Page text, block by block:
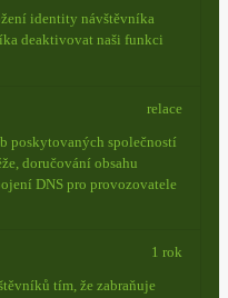
identity návštěvníka
deaktivovat naši funkci
poskytovaných společností
doručování obsahu
DNS pro provozovatele
relace
tím, že zabraňuje
1 rok